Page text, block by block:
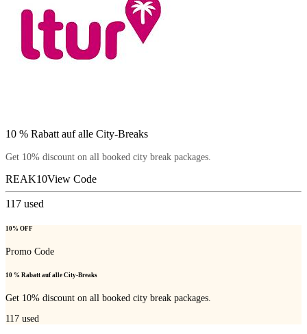
10 % Rabatt auf alle City-Breaks
Get 10% discount on all booked city break packages.
REAK10View Code
117 used
10% OFF
Promo Code
10 % Rabatt auf alle City-Breaks
Get 10% discount on all booked city break packages.
117 used